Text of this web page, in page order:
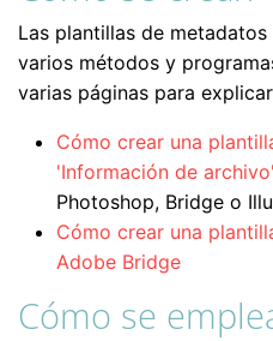
Las plantillas de
varios métodos y
varias páginas para
Cómo crear una
'Información de archivo'
Photoshop, Bridge o
Cómo crear una
Adobe Bridge
Cómo se